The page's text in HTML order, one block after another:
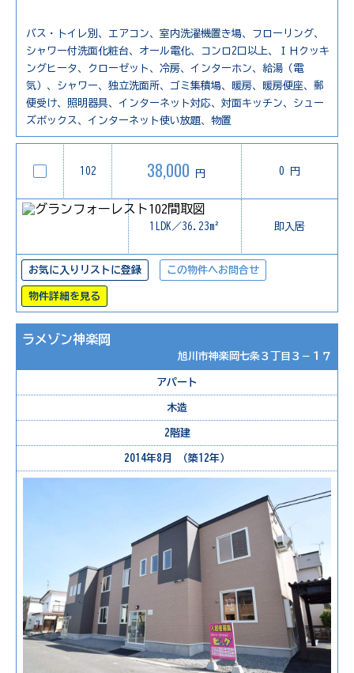
バス・トイレ別、エアコン、室内洗濯機置き場、フローリング、
シャワー付洗面化粧台、オール電化、コンロ2口以上、ＩＨクッキ
ングヒータ、クローゼット、冷房、インターホン、給湯（電
気）、シャワー、独立洗面所、ゴミ集積場、暖房、暖房便座、郵
便受け、照明器具、インターネット対応、対面キッチン、シュー
ズボックス、インターネット使い放題、物置
102 38,000 円 0 円
1LDK／36.23m² 即入居
お気に入りリストに登録 この物件へお問合せ
物件詳細を見る
ラメゾン神楽岡
旭川市神楽岡七条３丁目３－１７
アパート
木造
2階建
2014年8月 （築12年）